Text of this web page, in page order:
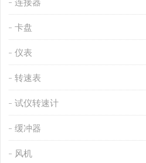
连接器
卡盘
仪表
转速表
试仪转速计
缓冲器
风机